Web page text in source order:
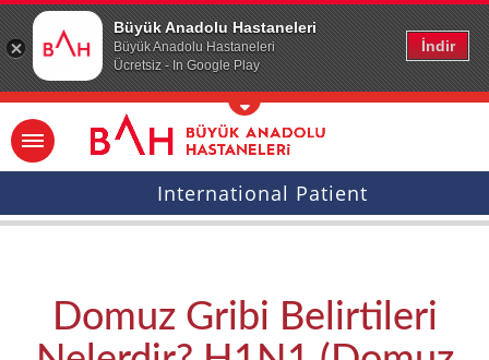
Büyük Anadolu Hastaneleri
Büyük Anadolu Hastaneleri
Ücretsiz - In Google Play
İndir
Ana icerige atla
International Patient
Domuz Gribi Belirtileri